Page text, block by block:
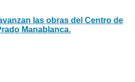
las obras del Centro de
Manablanca.